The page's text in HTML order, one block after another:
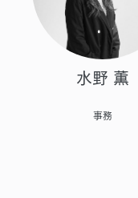
水野 薫
事務